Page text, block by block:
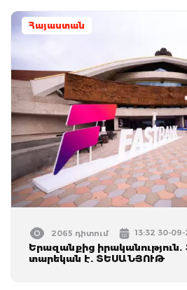
Հայաստան
2065 դիտում 13:32 30-
Երազանքից
տարեկան է. ՏԵՍԱՆՅՈՒԹ